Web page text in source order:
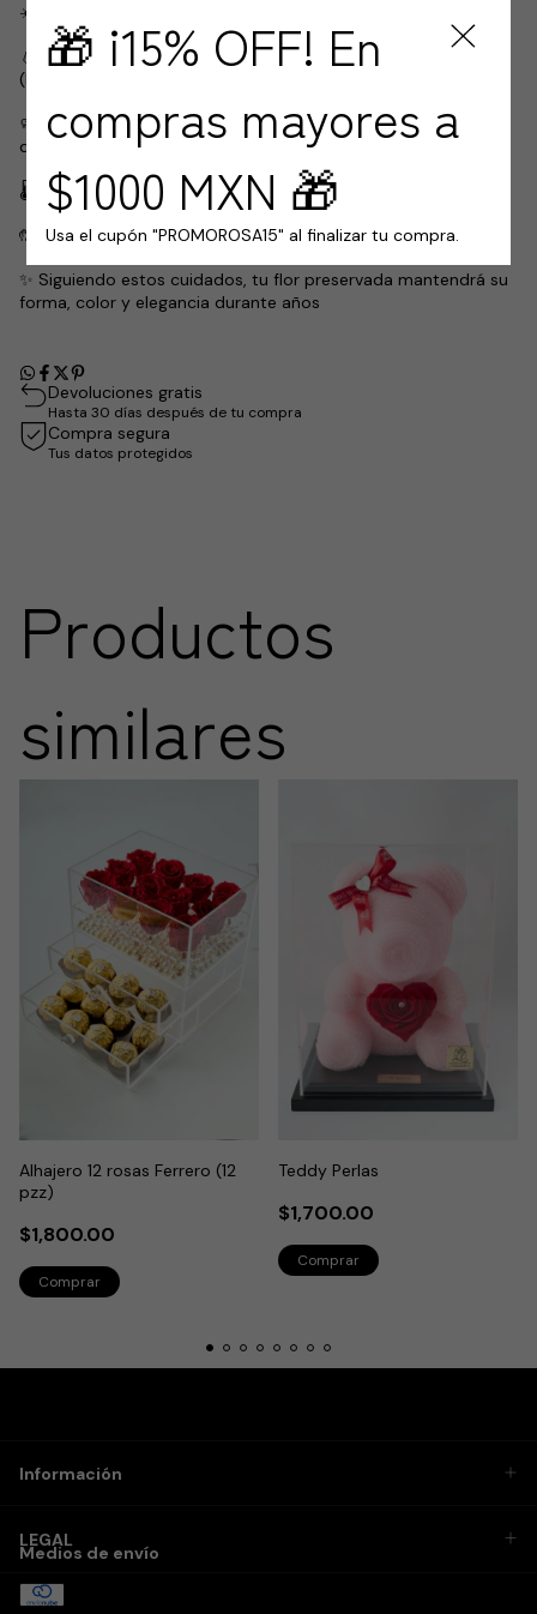
☀️ Evita la luz solar directa, ya que puede alterar su color.
💧 No exponer a la humedad ni a lugares muy húmedos
(baños, exteriores o cocina).
🧼 Limpia el polvo suavemente con una brocha o aire frío a
distancia.
🌡️ Mantenla en interiores, en un ambiente fresco y seco.
🤲 No manipular en exceso, sus pétalos son delicados.
✨ Siguiendo estos cuidados, tu flor preservada mantendrá su
forma, color y elegancia durante años
Devoluciones gratis
Hasta 30 días después de tu compra
Compra segura
Tus datos protegidos
Productos
similares
Alhajero 12 rosas Ferrero (12
pzz)
$1,800.00
Teddy Perlas
$1,700.00
Información
LEGAL
Medios de envío
🎁 ¡15% OFF! En
compras mayores a
$1000 MXN 🎁
Usa el cupón "PROMOROSA15" al finalizar tu compra.